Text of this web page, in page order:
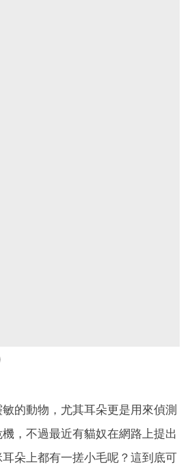
的動物，尤其耳朵更是用來偵測
，不過最近有貓奴在網路上提出
朵上都有一搓小毛呢？這到底可